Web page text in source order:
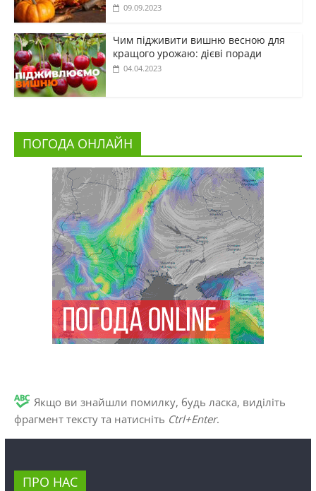
09.09.2023
Чим підживити вишню весною для
кращого урожаю: дієві поради
04.04.2023
ПОГОДА ОНЛАЙН
Якщо ви знайшли помилку, будь ласка, виділіть
фрагмент тексту та натисніть Ctrl+Enter.
ПРО НАС